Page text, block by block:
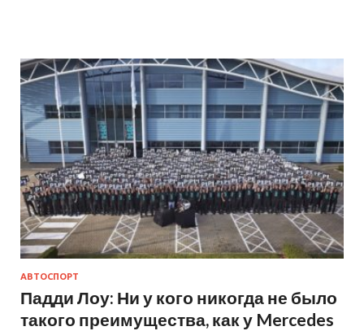
АВТОСПОРТ
Падди Лоу: Ни у кого никогда не было
такого преимущества, как у Mercedes